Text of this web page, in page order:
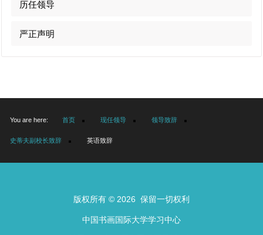
历任领导
严正声明
You are here: 首页 现任领导 领导致辞
史蒂夫副校长致辞 英语致辞
版权所有 © 2026 保留一切权利
中国书画国际大学学习中心